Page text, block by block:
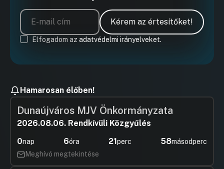
Kérem az értesítőket!
Elfogadom az adatvédelmi irányelveket.
Hamarosan élőben!
Dunaújváros MJV Önkormányzata
2026.08.06. Rendkívüli Közgyűlés
0nap 6óra 21perc 57másodperc
Meghívó megtekintése